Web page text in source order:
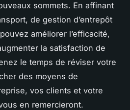
sommets. En affinant
de gestion d’entrepôt
améliorer l’efficacité,
la satisfaction de
le temps de réviser votre
des moyens de
vos clients et votre
en remercieront.